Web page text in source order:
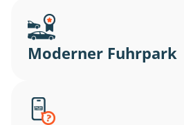
Moderner Fuhrpark